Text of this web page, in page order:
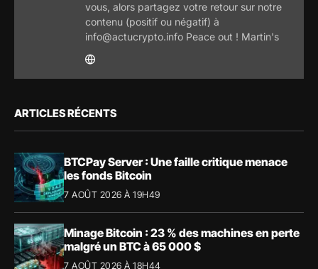
vous, alors partagez votre retour sur notre
contenu (positif ou négatif) à
info@actucrypto.info Peace out ! Martin's
ARTICLES RÉCENTS
BTCPay Server : Une faille critique menace
les fonds Bitcoin
7 AOÛT 2026 À 19H49
Minage Bitcoin : 23 % des machines en perte
malgré un BTC à 65 000 $
7 AOÛT 2026 À 18H44